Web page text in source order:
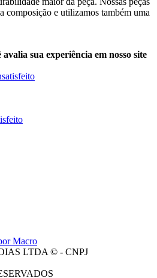
composição e utilizamos também uma
sua experiência em nosso site
Macro
LTDA © - CNPJ